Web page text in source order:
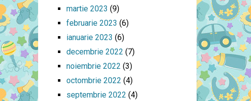
martie 2023 (9)
februarie 2023 (6)
ianuarie 2023 (6)
decembrie 2022 (7)
noiembrie 2022 (3)
octombrie 2022 (4)
septembrie 2022 (4)